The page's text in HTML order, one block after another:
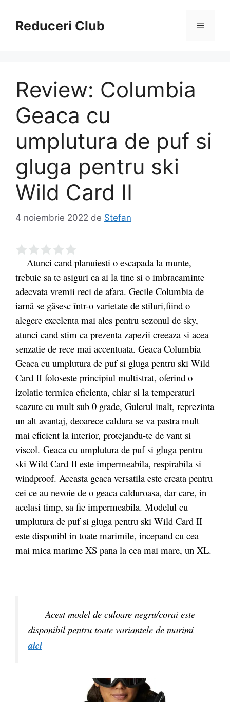
conținutReduceri Club Meniu
Review: Columbia
Geaca cu
umplutura de puf si
gluga pentru ski
Wild Card II
4 noiembrie 2022 de Stefan
Atunci cand planuiesti o escapada la munte,
trebuie sa te asiguri ca ai la tine si o imbracaminte
adecvata vremii reci de afara. Gecile Columbia de
iarnă se găsesc într-o varietate de stiluri,fiind o
alegere excelenta mai ales pentru sezonul de sky,
atunci cand stim ca prezenta zapezii creeaza si acea
senzatie de rece mai accentuata. Geaca Columbia
Geaca cu umplutura de puf si gluga pentru ski Wild
Card II foloseste principiul multistrat, oferind o
izolatie termica eficienta, chiar si la temperaturi
scazute cu mult sub 0 grade, Gulerul inalt, reprezinta
un alt avantaj, deoarece caldura se va pastra mult
mai eficient la interior, protejandu-te de vant si
viscol. Geaca cu umplutura de puf si gluga pentru
ski Wild Card II este impermeabila, respirabila si
windproof. Aceasta geaca versatila este creata pentru
cei ce au nevoie de o geaca calduroasa, dar care, in
acelasi timp, sa fie impermeabila. Modelul cu
umplutura de puf si gluga pentru ski Wild Card II
este disponibl in toate marimile, incepand cu cea
mai mica marime XS pana la cea mai mare, un XL.
Acest model de culoare negru/corai este
disponibil pentru toate variantele de marimi
aici